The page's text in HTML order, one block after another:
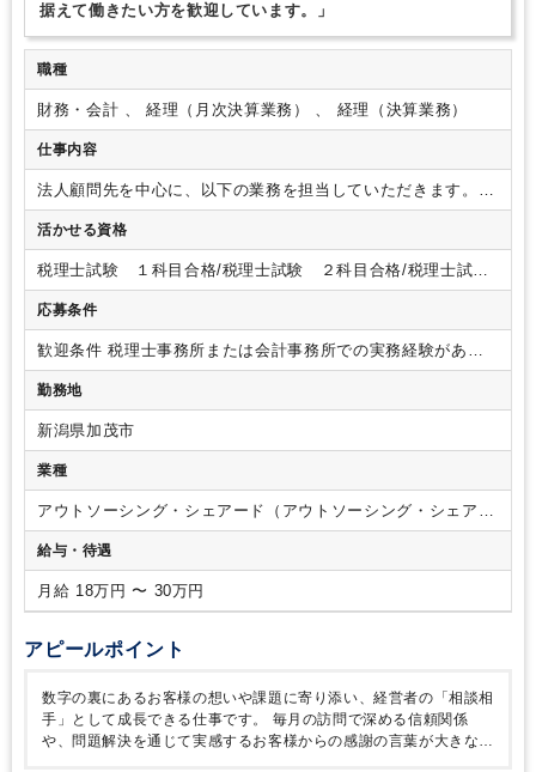
据えて働きたい方を歓迎しています。」
職種
財務・会計 、 経理（月次決算業務） 、 経理（決算業務）
仕事内容
法人顧問先を中心に、以下の業務を担当していただきます。
・法人の記帳入力・試算表作成・月次・年次決算業務・法人
税・消費税申告書作成
て、主担当として決算まで一貫して担当
※チェック専任・入
力専任ではありません
活かせる資格
税理士試験 １科目合格/税理士試験 ２科目合格/税理士試
験 ３科目合格/税理士試験 ４科目合格/日商簿記 １級/日商
簿記 ２級/日商簿記 ３級/MBA/社会保険労務士
応募条件
歓迎条件 税理士事務所または会計事務所での実務経験がある
方、法人決算業務を一通り完結できる方
勤務地
新潟県加茂市
業種
アウトソーシング・シェアード（アウトソーシング・シェアー
ドサービス）
給与・待遇
月給 18万円 〜 30万円
アピールポイント
数字の裏にあるお客様の想いや課題に寄り添い、経営者の「相談相
手」として成長できる仕事です。
毎月の訪問で深める信頼関係
や、問題解決を通じて実感するお客様からの感謝の言葉が大きなや